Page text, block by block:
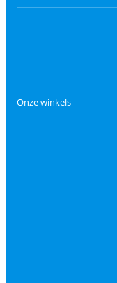
Onze winkels